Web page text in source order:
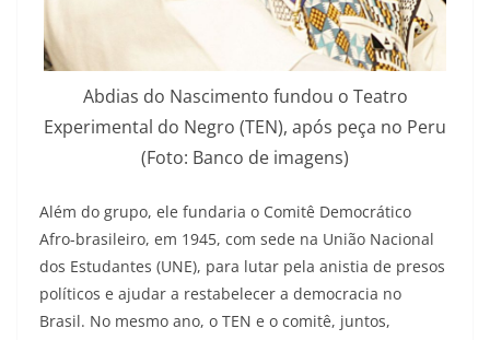
Abdias do Nascimento fundou o Teatro
Experimental do Negro (TEN), após peça no Peru
(Foto: Banco de imagens)
Além do grupo, ele fundaria o Comitê Democrático
Afro-brasileiro, em 1945, com sede na União Nacional
dos Estudantes (UNE), para lutar pela anistia de presos
políticos e ajudar a restabelecer a democracia no
Brasil. No mesmo ano, o TEN e o comitê, juntos,